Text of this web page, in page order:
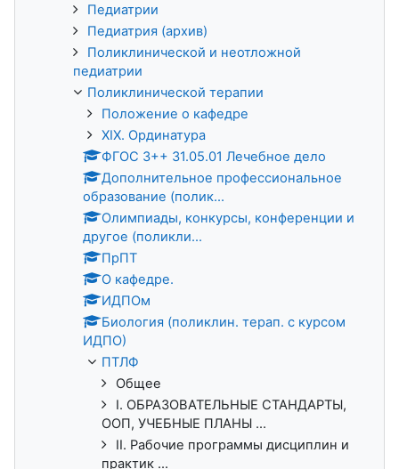
Педиатрии
Педиатрия (архив)
Поликлинической и неотложной
педиатрии
Поликлинической терапии
Положение о кафедре
XIX. Ординатура
ФГОС 3++ 31.05.01 Лечебное дело
Дополнительное профессиональное
образование (полик...
Олимпиады, конкурсы, конференции и
другое (поликли...
ПрПТ
О кафедре.
ИДПОм
Биология (поликлин. терап. с курсом
ИДПО)
ПТЛФ
Общее
I. ОБРАЗОВАТЕЛЬНЫЕ СТАНДАРТЫ,
ООП, УЧЕБНЫЕ ПЛАНЫ ...
II. Рабочие программы дисциплин и
практик ...